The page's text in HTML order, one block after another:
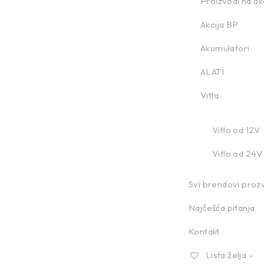
Akcija BP
Akumulatori
ALATI
Vitla
Vitlo od 12V
Vitlo od 24V
Svi brendovi
Najčešća pitanja
Kontakt
Lista želja –